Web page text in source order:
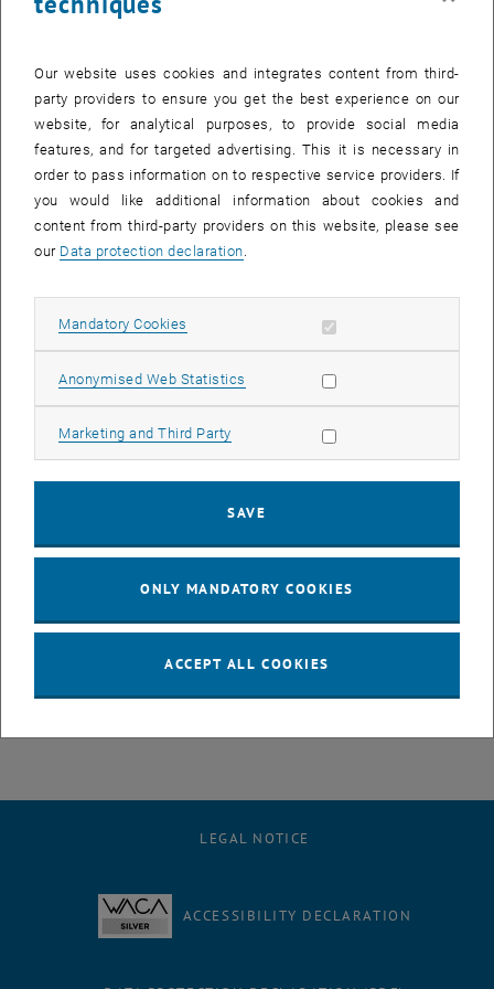
Wann & Wo?
Donnerstag, 08. November 2018, 18:00 Uhr
Freihaus TU Wien, Wiedner Hauptstraße 8-10, Hörsaal 8
Abstract
Der Vortrag nimmt den aktuellen Dieselskandal
einiger Automobilhersteller zum Anlass, um Schwindeln aber auch
anderes Handeln jenseits von etablierten Märkten mittels
Vorteile von Schwindeln — beispielsweise verspricht ein Restaurant
ein Biohühnchen, serviert aber ein gewöhnliches — scheint es dabei
präsentiere ich einen eigenen Ansatz, inwieweit sich Firmen mittels
übertriebener Versprechungen Vorteile verschaffen, auch wenn dies
LEGAL NOTICE
ACCESSIBILITY DECLARATION
Our website uses cookies and integrates content from third-
party providers to ensure you get the best experience on our
website, for analytical purposes, to provide social media
features, and for targeted advertising. This it is necessary in
order to pass information on to respective service providers. If
you would like additional information about cookies and
content from third-party providers on this website, please see
our Data protection declaration
Mandatory Cookies Allow mandatory cookies
Anonymised Web Statistics Allow statistic cookies
Marketing and Third Party Allow marketing cookies
SAVE
ONLY MANDATORY COOKIES
ACCEPT ALL COOKIES